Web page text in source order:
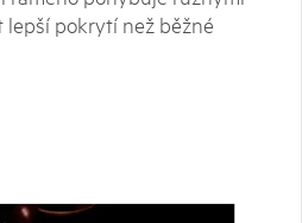
pokrytí než běžné